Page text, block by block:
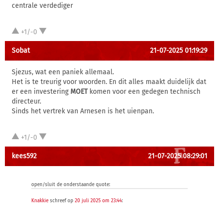
centrale verdediger
+1/-0
Sobat 21-07-2025 01:19:29
Sjezus, wat een paniek allemaal.
Het is te treurig voor woorden. En dit alles maakt duidelijk dat
er een investering MOETkomen voor een gedegen technisch
directeur.
Sinds het vertrek van Arnesen is het uienpan.
+1/-0
kees592 21-07-2025 08:29:01
open/sluit de onderstaande quote:
Knakkie schreef op 20 juli 2025 om 23:44: